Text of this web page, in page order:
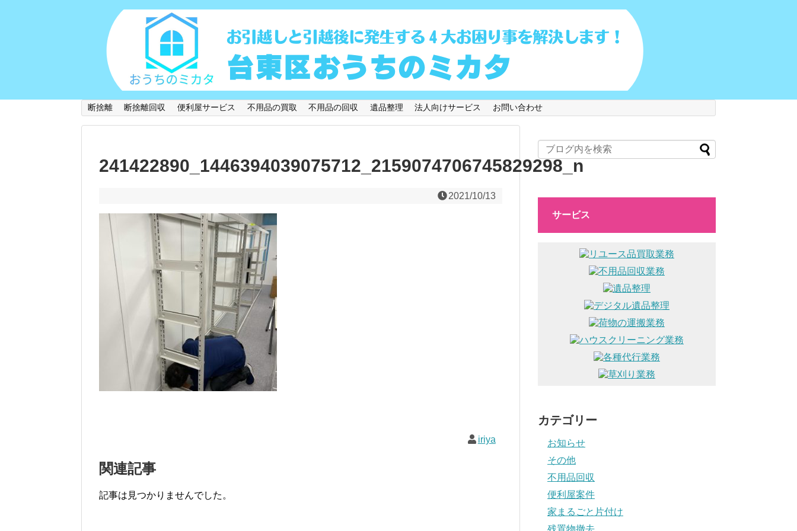
断捨離 断捨離回収 便利屋サービス 不用品の買取 不用品の回収 遺品整理 法人向けサービス お問い合わせ
241422890_1446394039075712_2159074706745829298_n
2021/10/13
iriya
関連記事
記事は見つかりませんでした。
サービス
カテゴリー
お知らせ
その他
不用品回収
便利屋案件
家まるごと片付け